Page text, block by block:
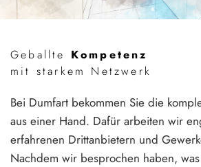
Geballte Kompetenz
mit starkem Netzwerk
Bei Dumfart bekommen Sie die
aus einer Hand. Dafür arbeiten wir
erfahrenen Drittanbietern und
Nachdem wir besprochen haben,